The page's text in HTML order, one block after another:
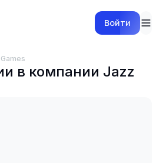
Войти
Games
в компании Jazz